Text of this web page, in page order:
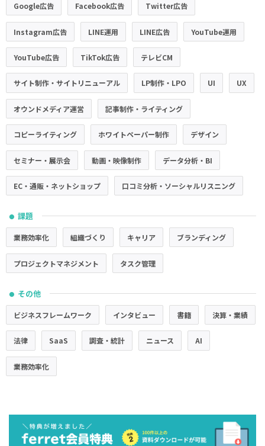
Google広告 Facebook広告 Twitter広告
Instagram広告 LINE運用 LINE広告 YouTube運用
YouTube広告 TikTok広告 テレビCM
サイト制作・サイトリニューアル LP制作・LPO UI UX
オウンドメディア運営 記事制作・ライティング
コピーライティング ホワイトペーパー制作 デザイン
セミナー・展示会 動画・映像制作 データ分析・BI
EC・通販・ネットショップ 口コミ分析・ソーシャルリスニング
● 課題
業務効率化 組織づくり キャリア ブランディング
プロジェクトマネジメント タスク管理
● その他
ビジネスフレームワーク インタビュー 書籍 決算・業績
法律 SaaS 調査・統計 ニュース AI
業務効率化